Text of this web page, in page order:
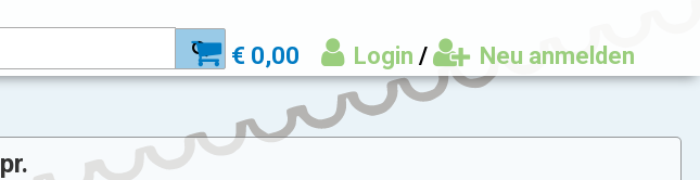
€ 0,00 Login / Neu anmelden